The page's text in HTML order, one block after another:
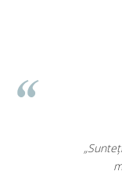
Incarcatoare cu fir
Ceasuri smart -
Baterii externe -
Cartuse, tonere,
Standuri PC si